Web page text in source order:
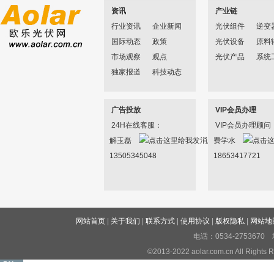
资讯
行业资讯
企业新闻
国际动态
政策
市场观察
观点
独家报道
科技动态
产业链
光伏组件
逆变
光伏设备
原料
光伏产品
系统
广告投放
24H在线客服：
解玉磊
13505345048
VIP会员办理
VIP会员办理顾问
费学水
18653417721
网站首页 关于我们 |联系方式 |使用协议 版权隐私
网站地
电话：0534-2753670
©2013-2022 aolar.com.cn All Rights